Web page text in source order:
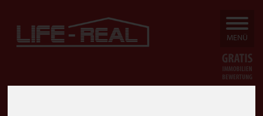
MENÜ
SUCHEN